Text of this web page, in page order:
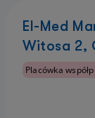
El-Med
Witosa 2,
Placówka